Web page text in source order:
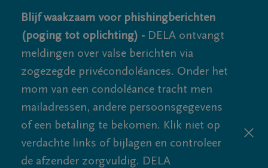
Blijf waakzaam voor phishingberichten
(poging tot oplichting) - DELA ontvangt
meldingen over valse berichten via
zogezegde privécondoléances. Onder het
mom van een condoléance tracht men
mailadressen, andere persoonsgegevens
of een betaling te bekomen. Klik niet op
verdachte links of bijlagen en controleer
de afzender zorgvuldig. DELA